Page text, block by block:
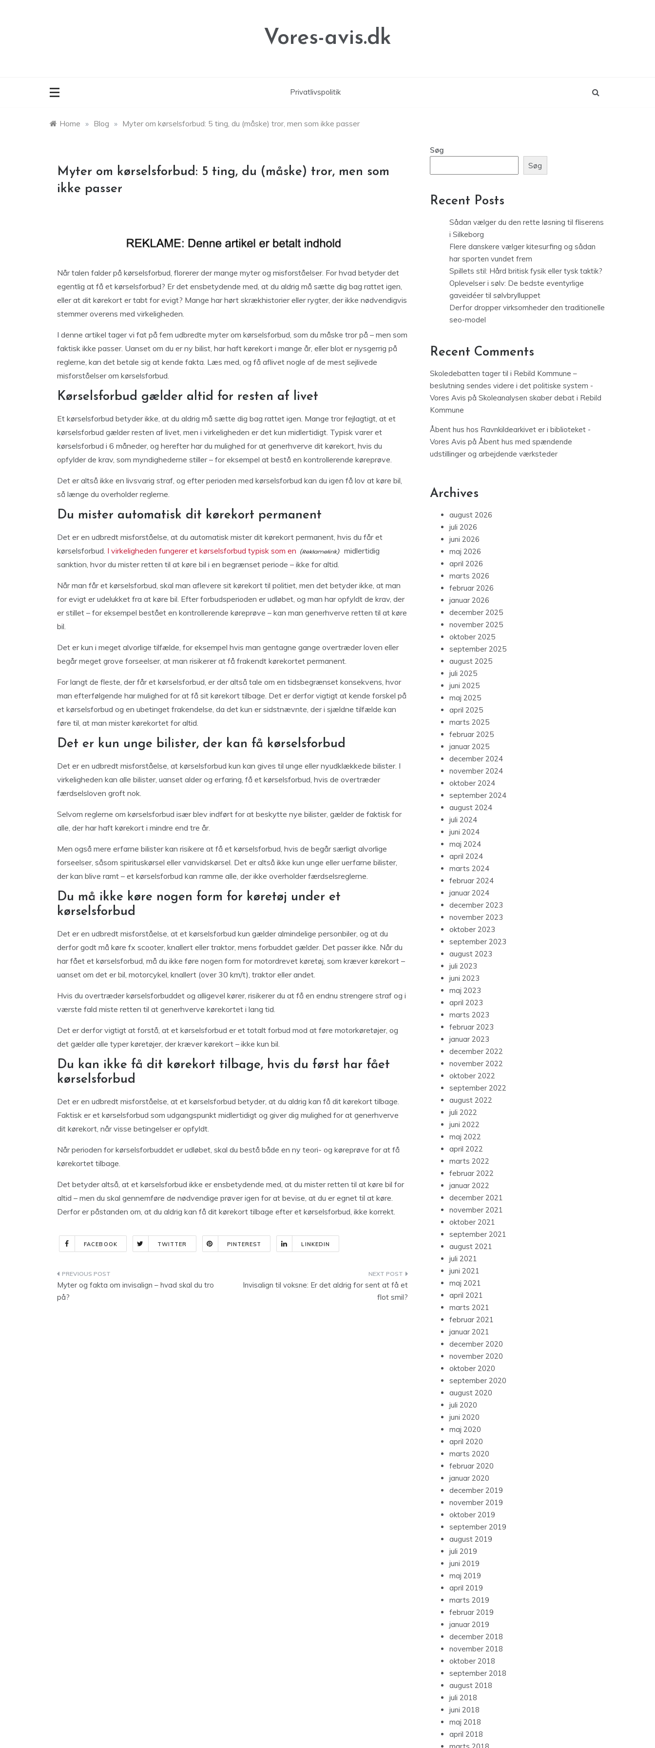
Vores-avis.dk
Privatlivspolitik
Home » Blog » Myter om kørselsforbud: 5 ting, du (måske) tror, men som ikke passer
Myter om kørselsforbud: 5 ting, du (måske) tror, men som
ikke passer
Når talen falder på kørselsforbud, florerer der mange myter og misforståelser. For hvad betyder det
egentlig at få et kørselsforbud? Er det ensbetydende med, at du aldrig må sætte dig bag rattet igen,
eller at dit kørekort er tabt for evigt? Mange har hørt skrækhistorier eller rygter, der ikke nødvendigvis
stemmer overens med virkeligheden.
I denne artikel tager vi fat på fem udbredte myter om kørselsforbud, som du måske tror på – men som
faktisk ikke passer. Uanset om du er ny bilist, har haft kørekort i mange år, eller blot er nysgerrig på
reglerne, kan det betale sig at kende fakta. Læs med, og få aflivet nogle af de mest sejlivede
misforståelser om kørselsforbud.
Kørselsforbud gælder altid for resten af livet
Et kørselsforbud betyder ikke, at du aldrig må sætte dig bag rattet igen. Mange tror fejlagtigt, at et
kørselsforbud gælder resten af livet, men i virkeligheden er det kun midlertidigt. Typisk varer et
kørselsforbud i 6 måneder, og herefter har du mulighed for at generhverve dit kørekort, hvis du
opfylder de krav, som myndighederne stiller – for eksempel at bestå en kontrollerende køreprøve.
Det er altså ikke en livsvarig straf, og efter perioden med kørselsforbud kan du igen få lov at køre bil,
så længe du overholder reglerne.
Du mister automatisk dit kørekort permanent
Det er en udbredt misforståelse, at du automatisk mister dit kørekort permanent, hvis du får et
kørselsforbud. I virkeligheden fungerer et kørselsforbud typisk som en
midlertidig
sanktion, hvor du mister retten til at køre bil i en begrænset periode – ikke for altid.
Når man får et kørselsforbud, skal man aflevere sit kørekort til politiet, men det betyder ikke, at man
for evigt er udelukket fra at køre bil. Efter forbudsperioden er udløbet, og man har opfyldt de krav, der
er stillet – for eksempel bestået en kontrollerende køreprøve – kan man generhverve retten til at køre
bil.
Det er kun i meget alvorlige tilfælde, for eksempel hvis man gentagne gange overtræder loven eller
begår meget grove forseelser, at man risikerer at få frakendt kørekortet permanent.
For langt de fleste, der får et kørselsforbud, er der altså tale om en tidsbegrænset konsekvens, hvor
man efterfølgende har mulighed for at få sit kørekort tilbage. Det er derfor vigtigt at kende forskel på
et kørselsforbud og en ubetinget frakendelse, da det kun er sidstnævnte, der i sjældne tilfælde kan
føre til, at man mister kørekortet for altid.
Det er kun unge bilister, der kan få kørselsforbud
Det er en udbredt misforståelse, at kørselsforbud kun kan gives til unge eller nyudklækkede bilister. I
virkeligheden kan alle bilister, uanset alder og erfaring, få et kørselsforbud, hvis de overtræder
færdselsloven groft nok.
Selvom reglerne om kørselsforbud især blev indført for at beskytte nye bilister, gælder de faktisk for
alle, der har haft kørekort i mindre end tre år.
Men også mere erfarne bilister kan risikere at få et kørselsforbud, hvis de begår særligt alvorlige
forseelser, såsom spirituskørsel eller vanvidskørsel. Det er altså ikke kun unge eller uerfarne bilister,
der kan blive ramt – et kørselsforbud kan ramme alle, der ikke overholder færdselsreglerne.
Du må ikke køre nogen form for køretøj under et
kørselsforbud
Det er en udbredt misforståelse, at et kørselsforbud kun gælder almindelige personbiler, og at du
derfor godt må køre fx scooter, knallert eller traktor, mens forbuddet gælder. Det passer ikke. Når du
har fået et kørselsforbud, må du ikke føre nogen form for motordrevet køretøj, som kræver kørekort –
uanset om det er bil, motorcykel, knallert (over 30 km/t), traktor eller andet.
Hvis du overtræder kørselsforbuddet og alligevel kører, risikerer du at få en endnu strengere straf og i
værste fald miste retten til at generhverve kørekortet i lang tid.
Det er derfor vigtigt at forstå, at et kørselsforbud er et totalt forbud mod at føre motorkøretøjer, og
det gælder alle typer køretøjer, der kræver kørekort – ikke kun bil.
Du kan ikke få dit kørekort tilbage, hvis du først har fået
kørselsforbud
Det er en udbredt misforståelse, at et kørselsforbud betyder, at du aldrig kan få dit kørekort tilbage.
Faktisk er et kørselsforbud som udgangspunkt midlertidigt og giver dig mulighed for at generhverve
dit kørekort, når visse betingelser er opfyldt.
Når perioden for kørselsforbuddet er udløbet, skal du bestå både en ny teori- og køreprøve for at få
kørekortet tilbage.
Det betyder altså, at et kørselsforbud ikke er ensbetydende med, at du mister retten til at køre bil for
altid – men du skal gennemføre de nødvendige prøver igen for at bevise, at du er egnet til at køre.
Derfor er påstanden om, at du aldrig kan få dit kørekort tilbage efter et kørselsforbud, ikke korrekt.
FACEBOOK TWITTER PINTEREST LINKEDIN
Indlægsnavigation
Myter og fakta om invisalign – hvad skal du tro
på?
Invisalign til voksne: Er det aldrig for sent at få et
flot smil?
Søg
Søg
Recent Posts
Sådan vælger du den rette løsning til fliserens
i Silkeborg
Flere danskere vælger kitesurfing og sådan
har sporten vundet frem
Spillets stil: Hård britisk fysik eller tysk taktik?
Oplevelser i sølv: De bedste eventyrlige
gaveidéer til sølvbrylluppet
Derfor dropper virksomheder den traditionelle
seo-model
Recent Comments
Skoledebatten tager til i Rebild Kommune –
beslutning sendes videre i det politiske system -
Vores Avis på Skoleanalysen skaber debat i Rebild
Kommune
Åbent hus hos Ravnkildearkivet er i biblioteket -
Vores Avis på Åbent hus med spændende
udstillinger og arbejdende værksteder
Archives
august 2026
juli 2026
juni 2026
maj 2026
april 2026
marts 2026
februar 2026
januar 2026
december 2025
november 2025
oktober 2025
september 2025
august 2025
juli 2025
juni 2025
maj 2025
april 2025
marts 2025
februar 2025
januar 2025
december 2024
november 2024
oktober 2024
september 2024
august 2024
juli 2024
juni 2024
maj 2024
april 2024
marts 2024
februar 2024
januar 2024
december 2023
november 2023
oktober 2023
september 2023
august 2023
juli 2023
juni 2023
maj 2023
april 2023
marts 2023
februar 2023
januar 2023
december 2022
november 2022
oktober 2022
september 2022
august 2022
juli 2022
juni 2022
maj 2022
april 2022
marts 2022
februar 2022
januar 2022
december 2021
november 2021
oktober 2021
september 2021
august 2021
juli 2021
juni 2021
maj 2021
april 2021
marts 2021
februar 2021
januar 2021
december 2020
november 2020
oktober 2020
september 2020
august 2020
juli 2020
juni 2020
maj 2020
april 2020
marts 2020
februar 2020
januar 2020
december 2019
november 2019
oktober 2019
september 2019
august 2019
juli 2019
juni 2019
maj 2019
april 2019
marts 2019
februar 2019
januar 2019
december 2018
november 2018
oktober 2018
september 2018
august 2018
juli 2018
juni 2018
maj 2018
april 2018